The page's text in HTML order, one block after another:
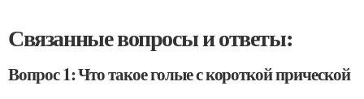
Связанные вопросы и ответы:
Вопрос 1: Что такое голые с короткой прической